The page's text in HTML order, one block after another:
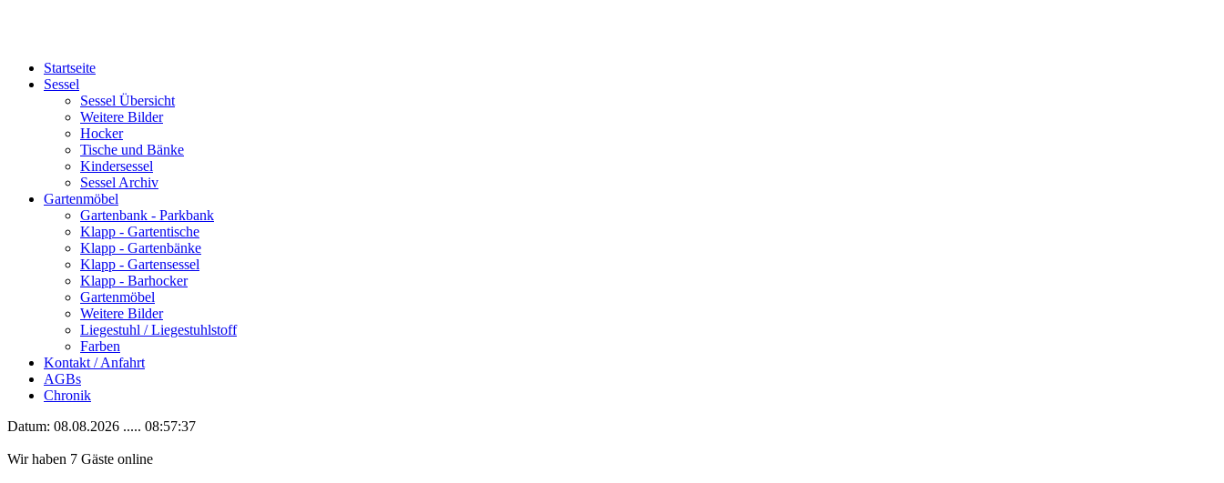
Startseite
Sessel
Sessel Übersicht
Weitere Bilder
Hocker
Tische und Bänke
Kindersessel
Sessel Archiv
Gartenmöbel
Gartenbank - Parkbank
Klapp - Gartentische
Klapp - Gartenbänke
Klapp - Gartensessel
Klapp - Barhocker
Gartenmöbel
Weitere Bilder
Liegestuhl / Liegestuhlstoff
Farben
Kontakt / Anfahrt
AGBs
Chronik
Datum: 08.08.2026 ..... 08:57:37
Wir haben 7 Gäste online